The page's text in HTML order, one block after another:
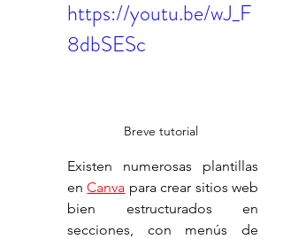
https://youtu.be/wJ_F
8dbSESc
Breve tutorial
Existen numerosas plantillas
en Canva para crear sitios web
bien estructurados en
secciones, con menús de